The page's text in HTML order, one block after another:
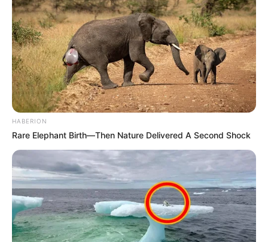
HABERION
Rare Elephant Birth—Then Nature Delivered A Second Shock